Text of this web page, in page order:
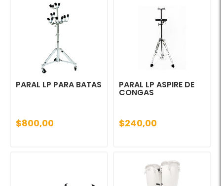
PARAL LP PARA BATAS
$800,00
PARAL LP ASPIRE DE
CONGAS
$240,00